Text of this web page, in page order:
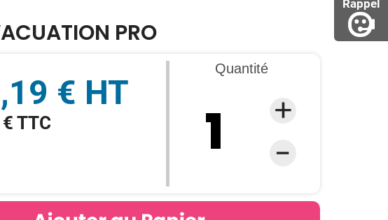
Rappel
PRO
€ HT
TTC
Quantité